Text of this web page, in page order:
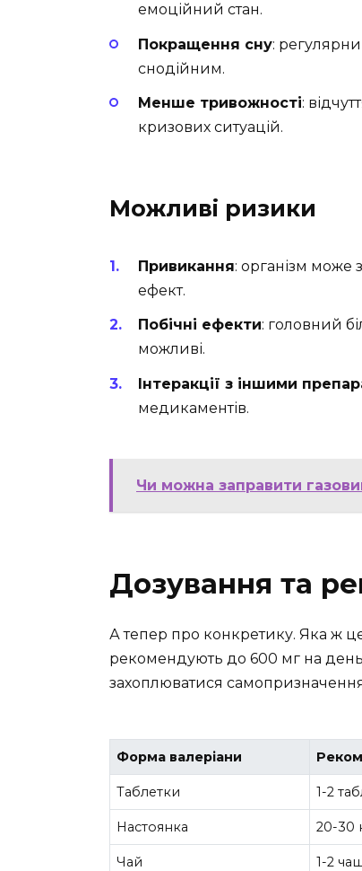
емоційний стан.
Покращення сну:
снодійним.
Менше тривожності:
кризових ситуацій.
Можливі ризики
Привикання: організм
ефект.
Побічні ефекти: головний
можливі.
Інтеракції з іншими
медикаментів.
Чи можна заправити
Дозування та
А тепер про конкретику. Яка ж
рекомендують до 600 мг на
захоплюватися
Форма валеріани
Таблетки 1-2
Настоянка 20-30
Чай 1-2